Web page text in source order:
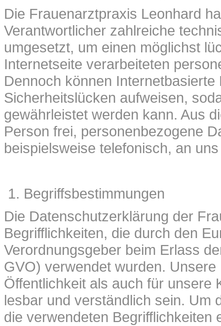
Die Frauenarztpraxis Leonhard
Verantwortlicher zahlreiche
umgesetzt, um einen möglichst
Internetseite verarbeiteten
Dennoch können
Sicherheitslücken aufweisen,
gewährleistet werden kann. Aus
Person frei, personenbezogene
beispielsweise telefonisch, an
Begriffsbestimmungen
Die Datenschutzerklärung der
Begrifflichkeiten, die durch den
Verordnungsgeber beim Erlass
GVO) verwendet wurden.
Öffentlichkeit als auch für unsere
lesbar und verständlich sein. Um
die verwendeten Begrifflichkeiten